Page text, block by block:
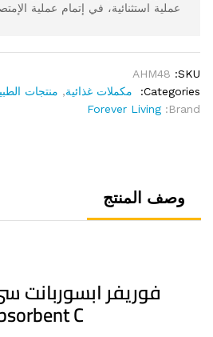
عملية استثنائية، في إتمام عملية
SKU:
AHM48
Categories:
مكملات غذائية, منتجات
Brand:
Forever Living
وصف المنتج
C